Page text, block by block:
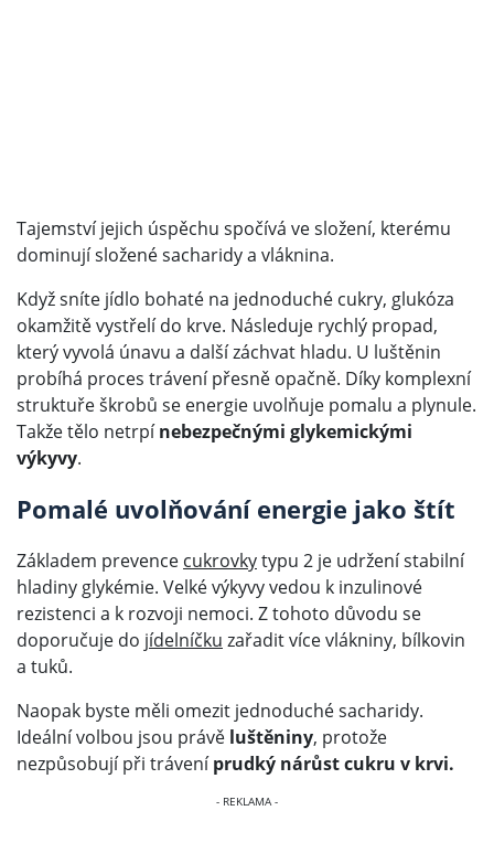
Tajemství jejich úspěchu spočívá ve složení, kterému
dominují složené sacharidy a vláknina.
Když sníte jídlo bohaté na jednoduché cukry, glukóza
okamžitě vystřelí do krve. Následuje rychlý propad,
který vyvolá únavu a další záchvat hladu. U luštěnin
probíhá proces trávení přesně opačně. Díky komplexní
struktuře škrobů se energie uvolňuje pomalu a plynule.
Takže tělo netrpínebezpečnými glykemickými
výkyvy.
Pomalé uvolňování energie jako štít
Základem prevence cukrovkytypu 2 je udržení stabilní
hladiny glykémie. Velké výkyvy vedou k inzulinové
rezistenci a k rozvoji nemoci. Z tohoto důvodu se
doporučuje do jídelníčku zařadit více vlákniny, bílkovin
a tuků.
Naopak byste měli omezit jednoduché sacharidy.
Ideální volbou jsou právě luštěniny, protože
nezpůsobují při tráveníprudký nárůst cukru v krvi.